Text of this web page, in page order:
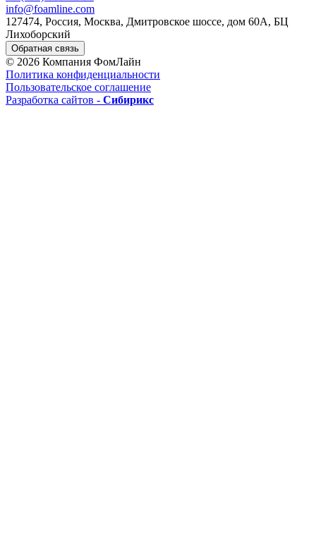
info@foamline.com
127474, Россия, Москва, Дмитровское шоссе, дом 60А, БЦ
Лихоборский
Обратная связь
© 2026 Компания ФомЛайн
Политика конфиденциальности
Пользовательское соглашение
Разработка сайтов - Сибирикс